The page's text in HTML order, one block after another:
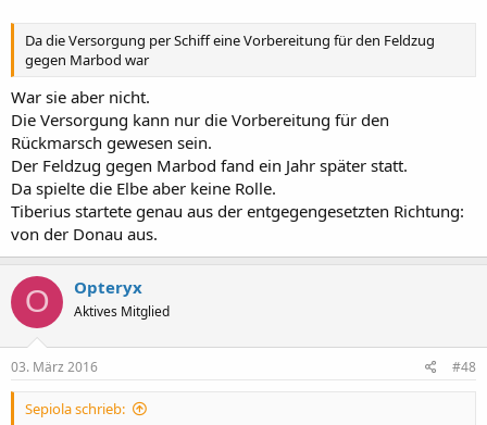
Da die Versorgung per Schiff eine Vorbereitung für den Feldzug
gegen Marbod war
War sie aber nicht.
Die Versorgung kann nur die Vorbereitung für den
Rückmarsch gewesen sein.
Der Feldzug gegen Marbod fand ein Jahr später statt.
Da spielte die Elbe aber keine Rolle.
Tiberius startete genau aus der entgegengesetzten Richtung:
von der Donau aus.
O Opteryx
Aktives Mitglied
03. März 2016 #48
Sepiola schrieb: